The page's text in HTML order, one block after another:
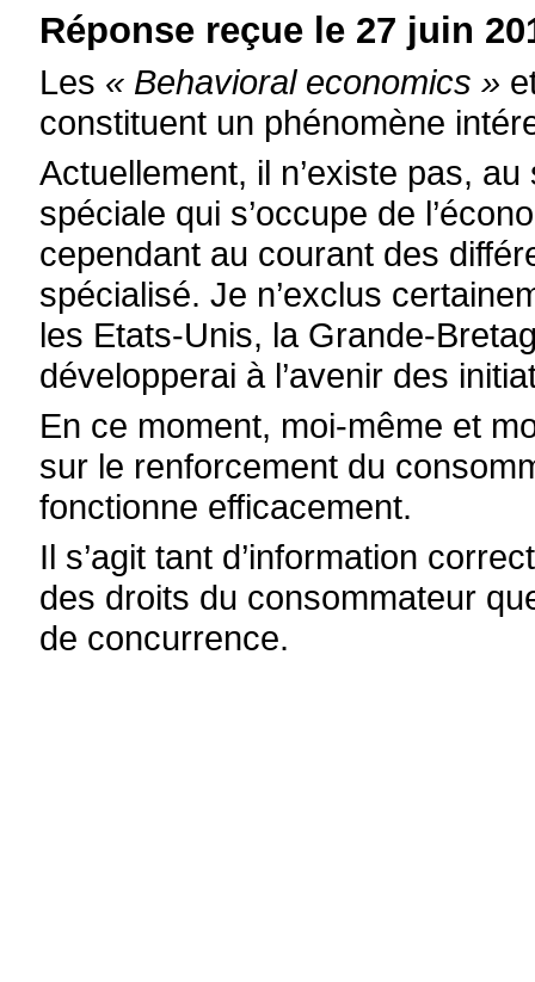
Réponse reçue le 27 juin
Les « Behavioral economics »
constituent un phénomène
Actuellement, il n’existe pas,
spéciale qui s’occupe de
cependant au courant des
spécialisé. Je n’exclus
les Etats-Unis, la Grande-
développerai à l’avenir des
En ce moment, moi-même et
sur le renforcement du
fonctionne efficacement.
Il s’agit tant d’information
des droits du consommateur
de concurrence.